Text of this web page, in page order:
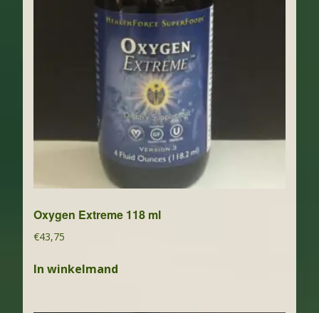
Oxygen Extreme 118 ml
€43,75
In winkelmand